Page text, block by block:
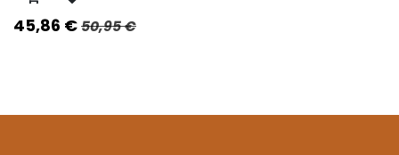
45,86 €50,95€